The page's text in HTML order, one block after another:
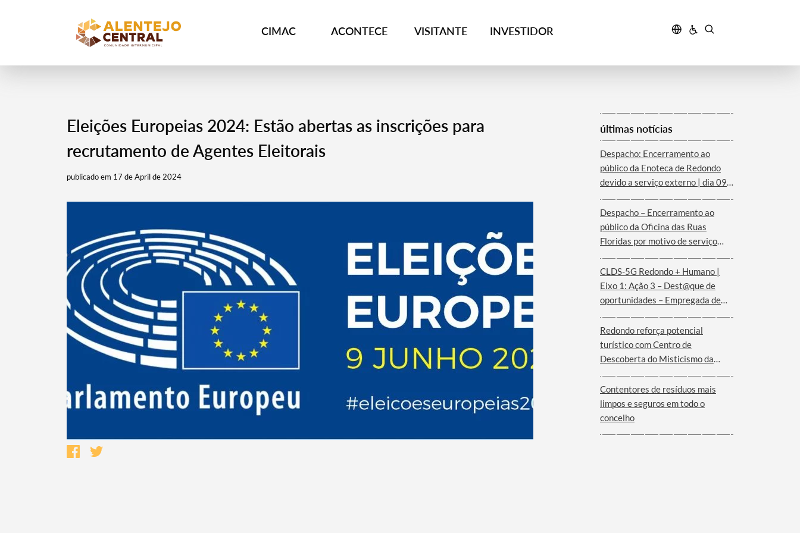
CIMAC ACONTECE VISITANTE INVESTIDOR
Termo de Pesquisa
Categorias gerais
Filtros
Eleições Europeias 2024: Estão abertas as inscrições para
recrutamento de Agentes Eleitorais
publicado em 17 de April de 2024
últimas notícias
Despacho: Encerramento ao
público da Enoteca de Redondo
devido a serviço externo | dia 09
Despacho – Encerramento ao
público da Oficina das Ruas
Floridas por motivo de serviço
CLDS-5G Redondo + Humano |
Eixo 1: Ação 3 – Dest@que de
oportunidades – Empregada de
Paulo – Serra d´Ossa)
Redondo reforça potencial
turístico com Centro de
Descoberta do Misticismo da
Contentores de resíduos mais
limpos e seguros em todo o
concelho